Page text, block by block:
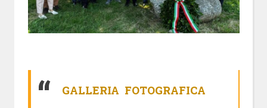
GALLERIA FOTOGRAFICA